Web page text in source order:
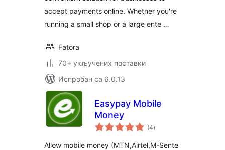
accept payments online. Whether you're
running a small shop or a large ente …
Fatora
70+ укључених поставки
Испробан са 6.0.13
Easypay Mobile
Money
(4укупних
оцена
)
Allow mobile money (MTN,Airtel,M-Sente